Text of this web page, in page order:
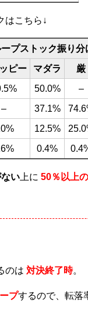
はこちら↓
プストック振り分
ピー マダラ
厳
50.0%
–
– 37.1%
12.5%
0.4%
い 上に 50％以上
のは 対決終了時。
プするので、転落